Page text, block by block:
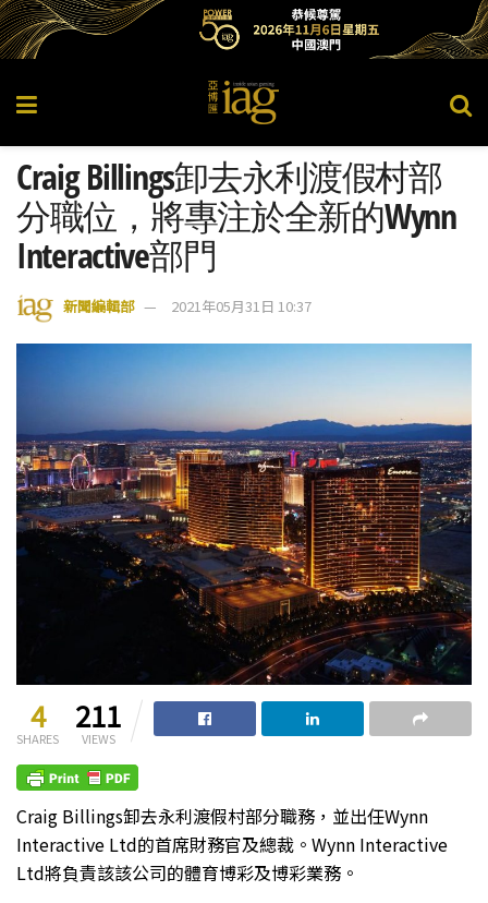
Craig Billings卸去永利渡假村部
分職位，將專注於全新的Wynn
Interactive部門
新聞編輯部 2021年05月31日 10:37
4
SHARES
211
VIEWS
Craig Billings卸去永利渡假村部分職務，並出任Wynn
Interactive Ltd的首席財務官及總裁。Wynn Interactive
Ltd將負責該該公司的體育博彩及博彩業務。